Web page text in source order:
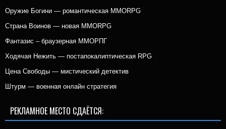
Оружие Богини — романтическая MMORPG
Страна Воинов — новая MMORPG
Фантазис – браузерная ММОРПГ
Ходячая Нежить — постапокалиптическая RPG
Цена Свободы — мистический детектив
Штурм — военная онлайн стратегия
РЕКЛАМНОЕ МЕСТО СДАЁТСЯ: